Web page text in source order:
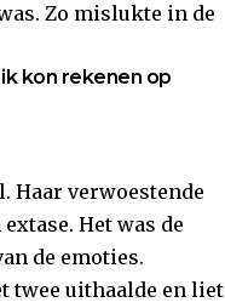
Zo mislukte in de
kon rekenen op
Haar verwoestende
Het was de
de emoties.
twee uithaalde en liet